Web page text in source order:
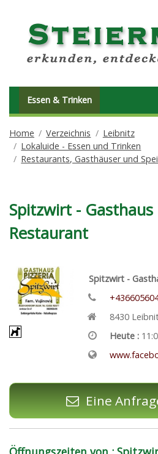
Essen & Trinken
Home Verzeichnis
Leibnitz
Lokaluide - Essen und Trinken
Restaurants, Gasthäuser und
Spitzwirt - Gasthaus
Restaurant
Spitzwirt -
8430
Heute :
Eine